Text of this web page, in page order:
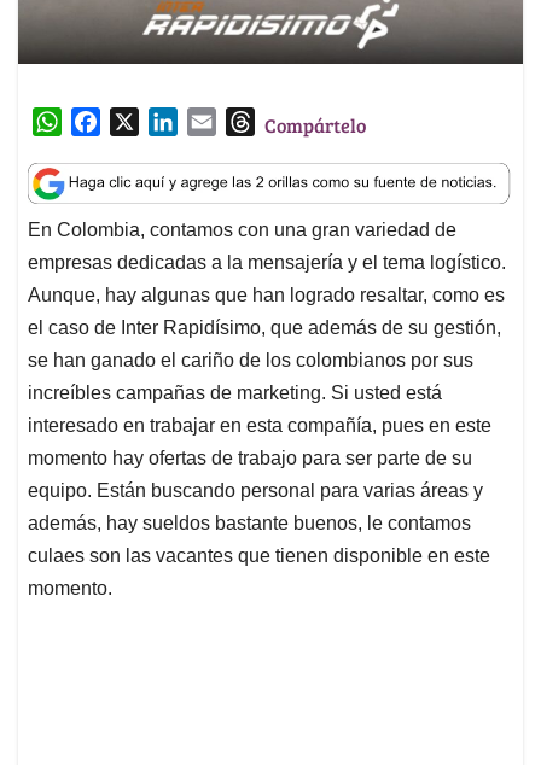
W
a
t
s
A
p
p
c
e
b
o
o
k
n
k
e
d
I
n
a
i
l
T
r
e
a
d
s
Compártelo
En Colombia, contamos con una gran variedad de
empresas dedicadas a la mensajería y el tema logístico.
Aunque, hay algunas que han logrado resaltar, como es
el caso de Inter Rapidísimo, que además de su gestión,
se han ganado el cariño de los colombianos por sus
increíbles campañas de marketing. Si usted está
interesado en trabajar en esta compañía, pues en este
momento hay ofertas de trabajo para ser parte de su
equipo. Están buscando personal para varias áreas y
además, hay sueldos bastante buenos, le contamos
culaes son las vacantes que tienen disponible en este
momento.